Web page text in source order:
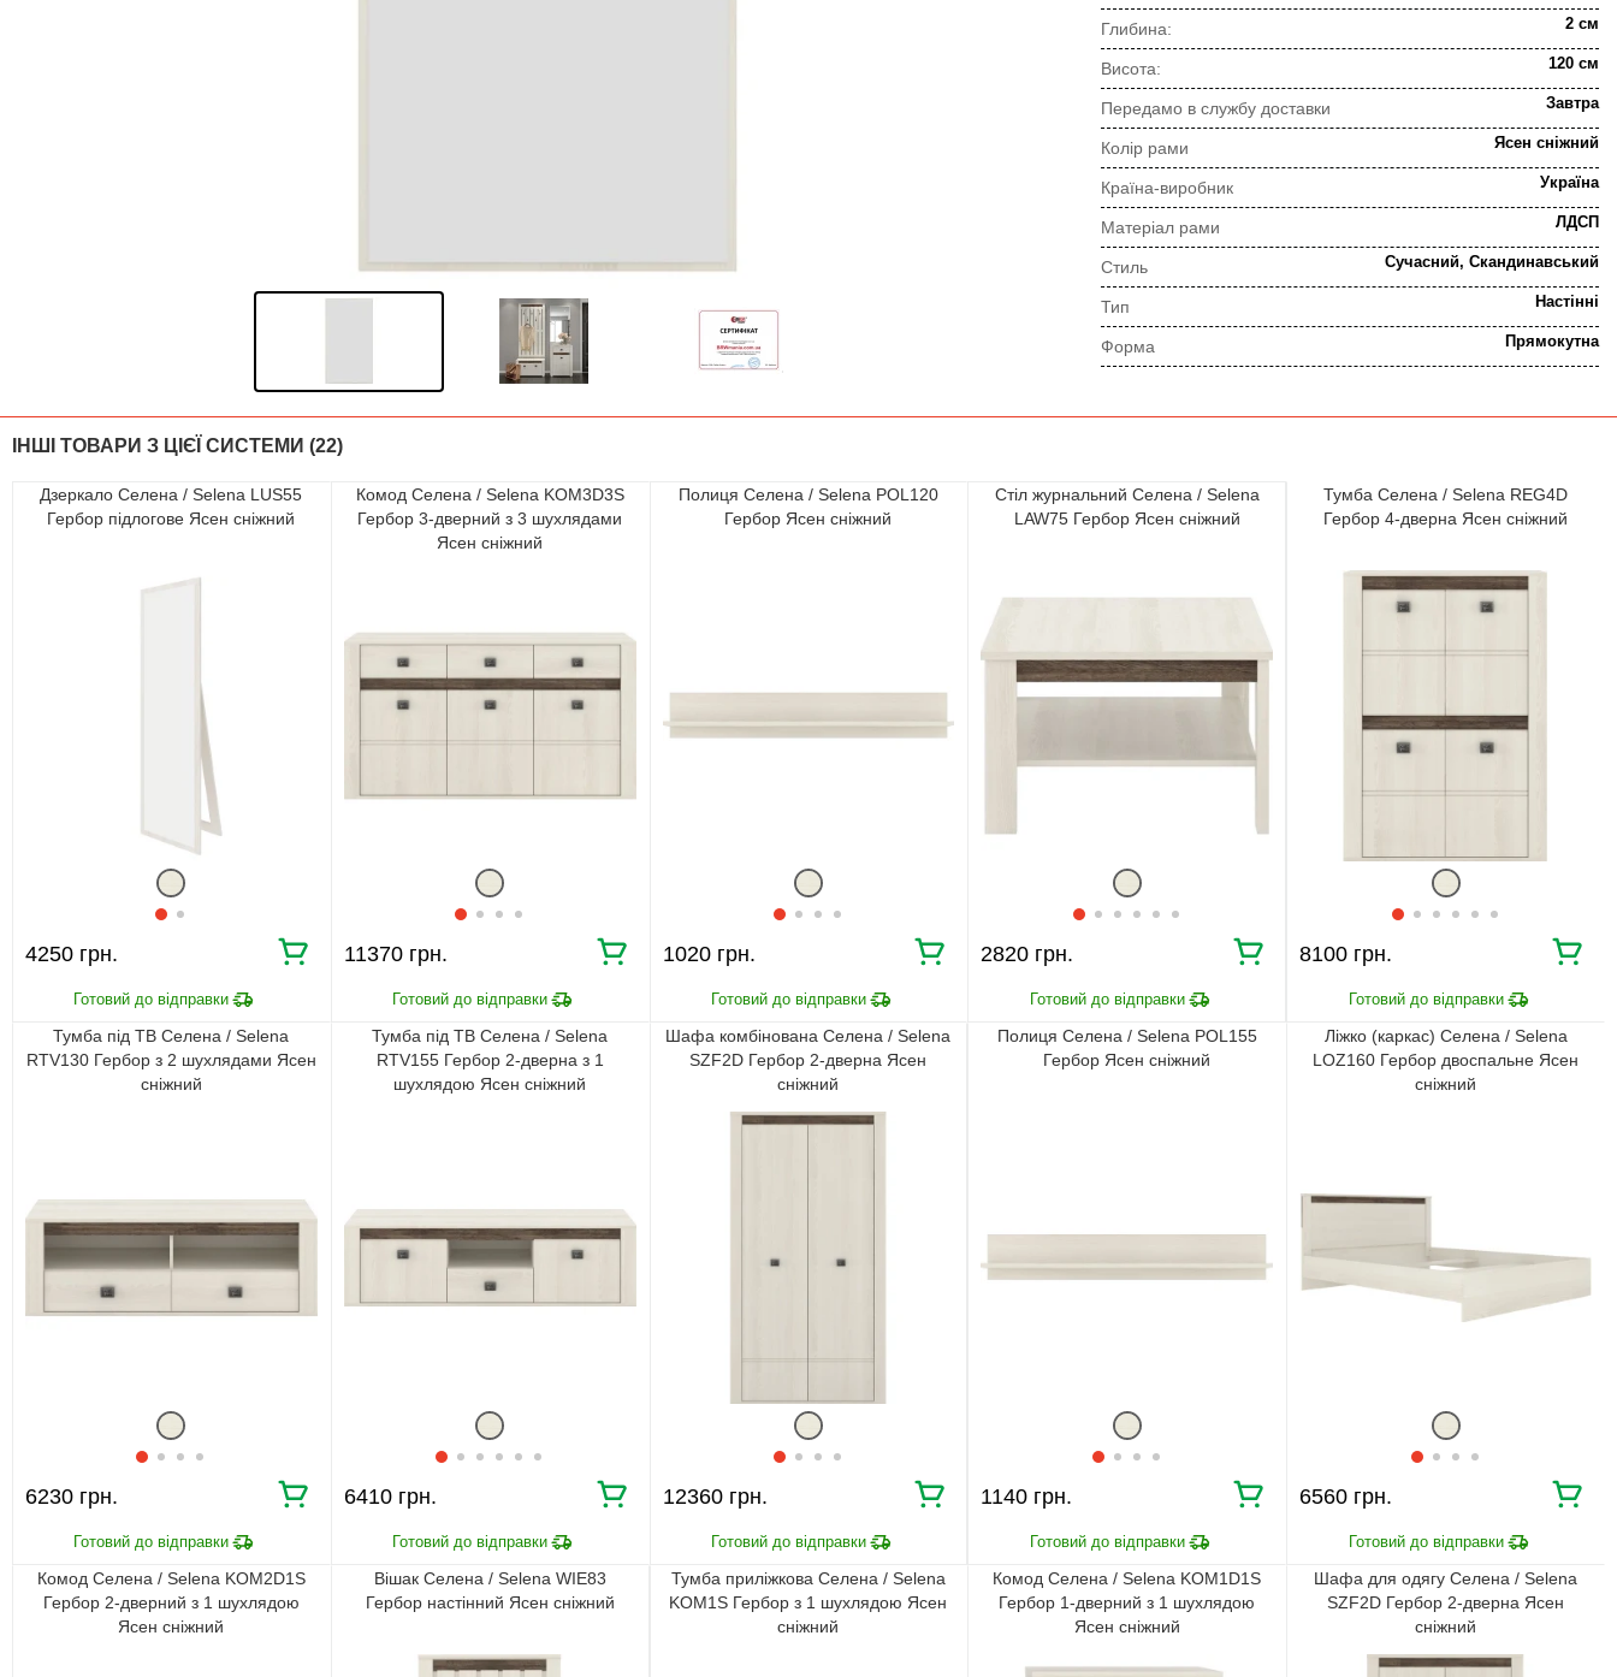
Глибина: 2 см
Висота: 120 см
Передамо в службу доставки Завтра
Колір рами Ясен сніжний
Країна-виробник Україна
Матеріал рами ЛДСП
Стиль Сучасний, Скандинавський
Тип Настінні
Форма Прямокутна
ПОРЯДОК ВИКОНАННЯ ЗАМОВЛЕННЯ
Попередня консультація
⇒
Прорахунок замовлення
Узгодження замовлення
Ми уважно стежимо за виконанням замовлення на всіх
етапах від попереднього розрахунку до отримання
ДОСТАВКА ЗА 2 ДНІ
СПЛАЧУЙ АВАНС, А
РЕШТУ ПРИ
ОТРИМАННІ
ЗБІРКА МЕБЛІВ
99,9% ЗАДОВОЛЕНИХ
КЛІЄНТІВ
ІНШІ ТОВАРИ З ЦІЄЇ СИСТЕМИ (22)
Дзеркало Селена / Selena LUS55
Гербор підлогове Ясен сніжний
4250 грн.
Комод Селена / Selena KOM3D3S
Гербор 3-дверний з 3 шухлядами
Ясен сніжний
11370 грн.
Полиця Селена / Selena POL120
Гербор Ясен сніжний
1020 грн.
Стіл журнальний Селена / Selena
LAW75 Гербор Ясен сніжний
2820 грн.
Тумба Селена / Selena REG4D
Гербор 4-дверна Ясен сніжний
8100 грн.
Тумба під ТВ Селена / Selena
RTV130 Гербор з 2 шухлядами Ясен
сніжний
6230 грн.
Тумба під ТВ Селена / Selena
RTV155 Гербор 2-дверна з 1
шухлядою Ясен сніжний
6410 грн.
Шафа комбінована Селена / Selena
SZF2D Гербор 2-дверна Ясен
сніжний
12360 грн.
Полиця Селена / Selena POL155
Гербор Ясен сніжний
1140 грн.
Ліжко (каркас) Селена / Selena
LOZ160 Гербор двоспальне Ясен
сніжний
6560 грн.
Комод Селена / Selena KOM2D1S
Гербор 2-дверний з 1 шухлядою
Ясен сніжний
Вішак Селена / Selena WIE83
Гербор настінний Ясен сніжний
Тумба приліжкова Селена / Selena
KOM1S Гербор з 1 шухлядою Ясен
сніжний
Комод Селена / Selena KOM1D1S
Гербор 1-дверний з 1 шухлядою
Ясен сніжний
Шафа для одягу Селена / Selena
SZF2D Гербор 2-дверна Ясен
сніжний